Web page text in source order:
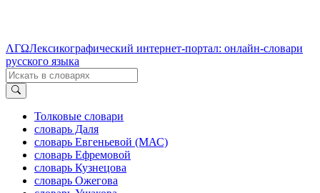
ΛΓΩЛексикографический интернет-портал: онлайн-словари
русского языка
Толковые словари
словарь Даля
словарь Евгеньевой (МАС)
словарь Ефремовой
словарь Кузнецова
словарь Ожегова